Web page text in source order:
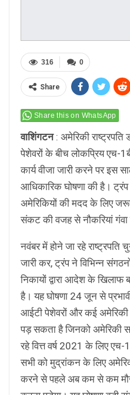
0
316
Share
Share this on WhatsApp
वाशिंगटन: अमेरिकी राष्ट्रपति
पेशेवरों के बीच लोकप्रिय एच-
कार्य वीजा जारी करने पर
आधिकारिक घोषणा की है।
अमेरिकियों की मदद के लिए
संकट की वजह से नौकरियां गंवा
नवंबर में होने जा रहे
जारी कर, ट्रंप ने विभिन्न
निकायों द्वारा आदेश के खिलाफ
है। यह घोषणा 24 जून से
आईटी पेशेवरों और कई अमेरिकी
पड़ सकता है जिनको अमेरिकी
रहे वित्त वर्ष 2021 के लिए एच-
सभी को मुद्रांकन के लिए
करने से पहले अब कम से कम